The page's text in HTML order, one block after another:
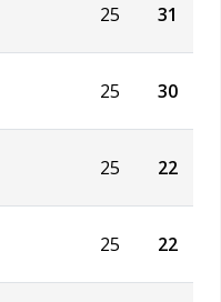
25 31
25 30
25 22
25 22